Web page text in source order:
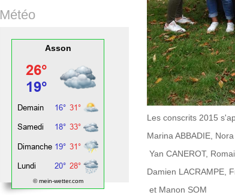
Les conscrits 2015
Marina ABBADIE,
Yan CANEROT,
Damien LACRAMPE,
et Manon SOM
Météo
Asson
© mein-wetter.com